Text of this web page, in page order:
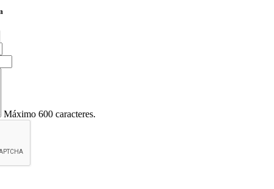
Máximo 600 caracteres.